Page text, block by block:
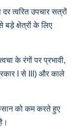
त्वरित उपचार सत्रों
क्षेत्रों के लिए
के रंगों पर प्रभावी,
I से III) और काले
को कम करते हुए